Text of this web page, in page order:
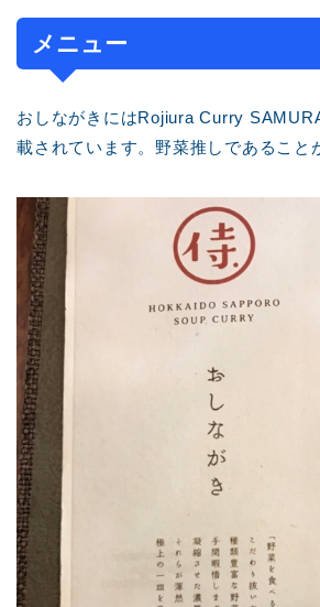
メニュー
おしながきにはRojiura Curry
載されています。野菜推しであること